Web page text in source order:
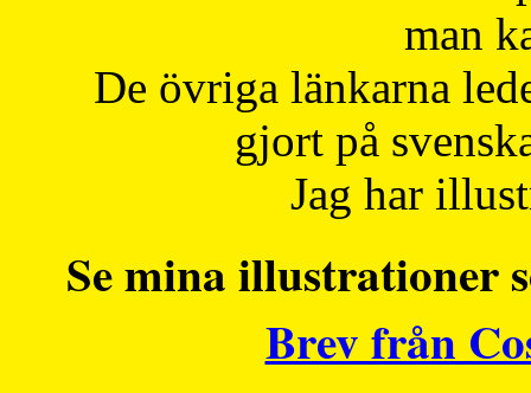
man
De övriga länkarna
gjort på
Jag har
Se mina illustrationer
Brev från